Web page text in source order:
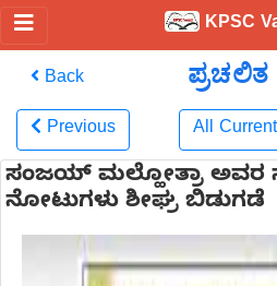
KPSC
Back
Previous All
ಸಂಜಯ್ ಮಲ್ಹೋತ್ರಾ ಅವರ
ನೋಟುಗಳು ಶೀಘ್ರ ಬಿಡುಗಡೆ